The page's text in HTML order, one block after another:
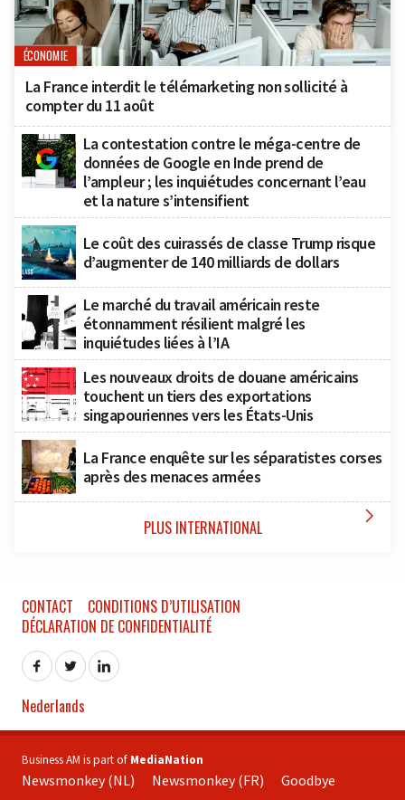
ÉCONOMIE
La France interdit le télémarketing non sollicité à
compter du 11 août
La contestation contre le méga-centre de
données de Google en Inde prend de
l’ampleur ; les inquiétudes concernant l’eau
et la nature s’intensifient
Le coût des cuirassés de classe Trump risque
d’augmenter de 140 milliards de dollars
Le marché du travail américain reste
étonnamment résilient malgré les
inquiétudes liées à l’IA
Les nouveaux droits de douane américains
touchent un tiers des exportations
singapouriennes vers les États-Unis
La France enquête sur les séparatistes corses
après des menaces armées
PLUS INTERNATIONAL 
CONTACT
CONDITIONS D’UTILISATION
DÉCLARATION DE CONFIDENTIALITÉ
Nederlands
Business AM is part of MediaNation
Newsmonkey (NL) Newsmonkey (FR) Goodbye